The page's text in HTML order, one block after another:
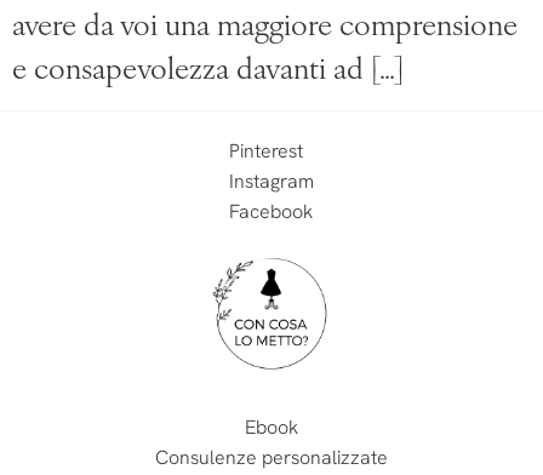
avere da voi una maggiore comprensione
e consapevolezza davanti ad […]
Ebook
Consulenze personalizzate
Pinterest
Instagram
Facebook